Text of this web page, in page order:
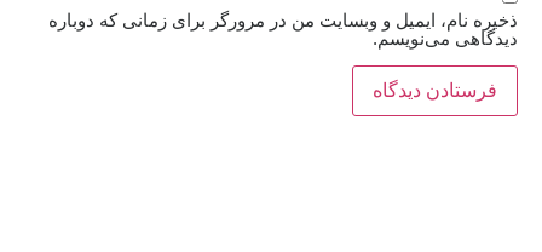
ذخیره نام، ایمیل و وبسایت من در مرورگر برای زمانی که دوباره
دیدگاهی می‌نویسم.